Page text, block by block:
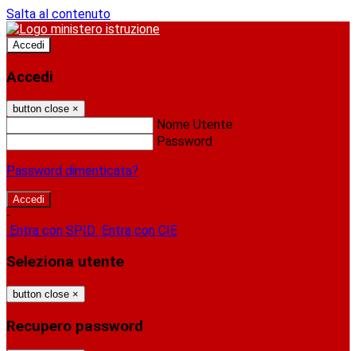
Salta al contenuto
Accedi
Accedi
button close ×
Nome Utente
Password
Password dimenticata?
-
Entra con SPID Entra con CIE
Seleziona utente
button close ×
Recupero password